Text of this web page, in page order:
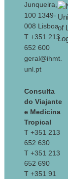
Junqueira,
100 1349-
008 Lisboa
T +351 213
652 600
geral@ihmt.
unl.pt
Consulta
do Viajante
e Medicina
Tropical
T +351 213
652 630
T +351 213
652 690
T +351 91